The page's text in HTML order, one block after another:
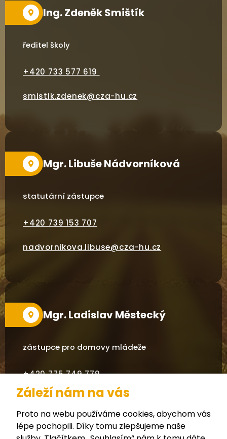
Ing. Zdeněk Smištík
ředitel školy
+420 733 577 619
smistik.zdenek@cza-hu.cz
Mgr. Libuše Nádvorníková
statutární zástupce
+420 739 153 707
nadvornikova.libuse@cza-hu.cz
Mgr. Ladislav Městecký
zástupce pro domovy mládeže
+420 775 749 779
mestecky.ladislav@cza-hu.cz
Záleží nám na vás
Proto na webu používáme cookies, abychom vás
lépe pochopili. Díky tomu zlepšujeme naše